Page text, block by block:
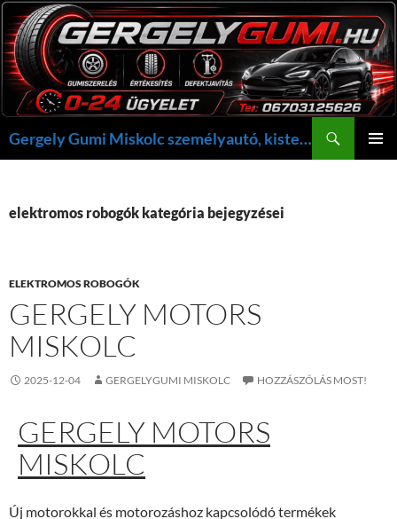
Kilépés
a
tartalomba
Gergely Gumi Miskolc személyautó, kisteherautó gumi szerelés javítás +36703125626 NON-STOP ügyelet, gergelygumi@gergelygumi.hu
elektromos robogók kategória bejegyzései
ELEKTROMOS ROBOGÓK
GERGELY MOTORS
MISKOLC
2025-12-04 GERGELYGUMI MISKOLC HOZZÁSZÓLÁS MOST!
GERGELY MOTORS
MISKOLC
Új motorokkal és motorozáshoz kapcsolódó termékek